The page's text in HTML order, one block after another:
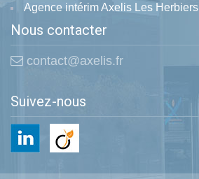
Agence intérim Axelis Les Herbiers
Nous contacter
contact@axelis.fr
Suivez-nous